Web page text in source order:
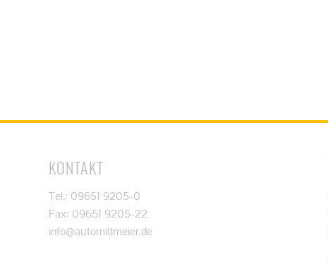
KONTAKT
Tel.: 09651 9205-0
Fax: 09651 9205-22
info@automitlmeier.de